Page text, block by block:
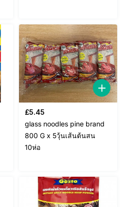
£5.45
glass noodles pine brand
800 G x 5วุ้นเส้นต้นสน
10ห่อ